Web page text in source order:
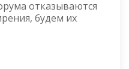
отказываются
будем их